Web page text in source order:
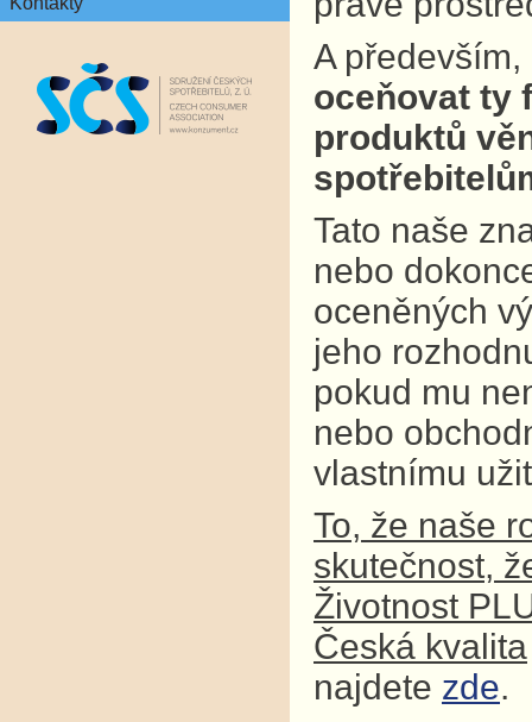
A především,
oceňovat ty
produktů
Tato naše
nebo
oceněných
jeho
pokud mu
nebo
vlastnímu
To, že naše
skutečnost,
Životnost
Česká kvalita
najdete zde.